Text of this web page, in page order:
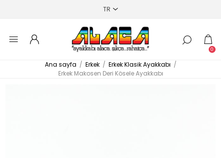
0
Ana sayfa / Erkek / Erkek Klasik Ayakkabı /
Erkek Makosen Deri Kösele Ayakkabı